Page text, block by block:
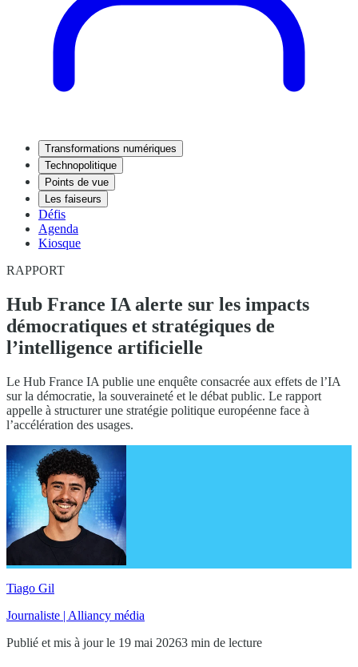
Transformations numériques
Technopolitique
Points de vue
Les faiseurs
Défis
Agenda
Kiosque
RAPPORT
Hub France IA alerte sur les impacts
démocratiques et stratégiques de
l’intelligence artificielle
Le Hub France IA publie une enquête consacrée aux effets de l’IA
sur la démocratie, la souveraineté et le débat public. Le rapport
appelle à structurer une stratégie politique européenne face à
l’accélération des usages.
Tiago Gil
Journaliste | Alliancy média
Publié et mis à jour le 19 mai 20263 min de lecture